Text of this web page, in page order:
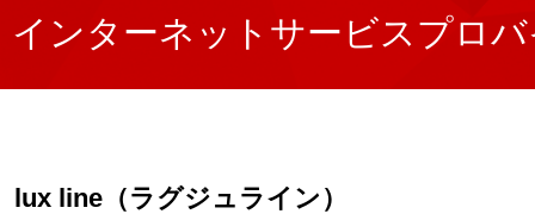
インターネットサービスプロ
lux line（ラグジュライン）